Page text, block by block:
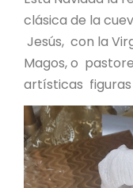
clásica de la
Jesús, con la
Magos, o
artísticas figuras